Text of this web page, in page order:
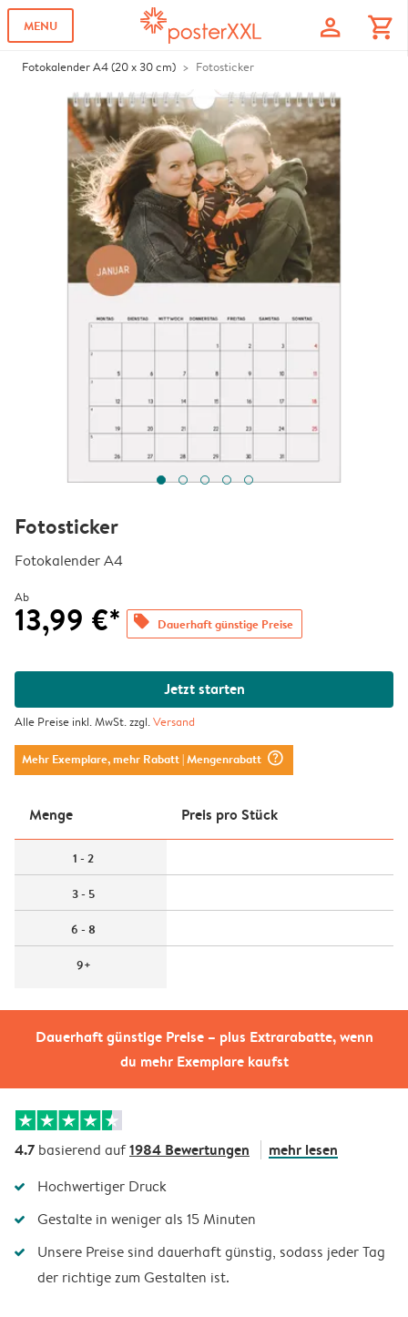
MENU profile shopping_cart
Fotokalender A4 (20 x 30 cm) Fotosticker
Dauerhaft günstige Preise – plus Extrarabatte, wenn
du mehr Exemplare kaufst
Fotosticker
Fotokalender A4
Ab
13,99 €* offers Dauerhaft günstige Preise
Jetzt starten
Alle Preise inkl. MwSt. zzgl.Versand
Mehr Exemplare, mehr Rabatt| Mengenrabatt question_mark_circle
Menge Preis pro Stück
1 - 2
3 - 5
6 - 8
9+
4.7 basierend auf1984 Bewertungen mehr lesen
Hochwertiger Druck
Gestalte in weniger als 15 Minuten
Unsere Preise sind dauerhaft günstig, sodass jeder Tag
der richtige zum Gestalten ist.